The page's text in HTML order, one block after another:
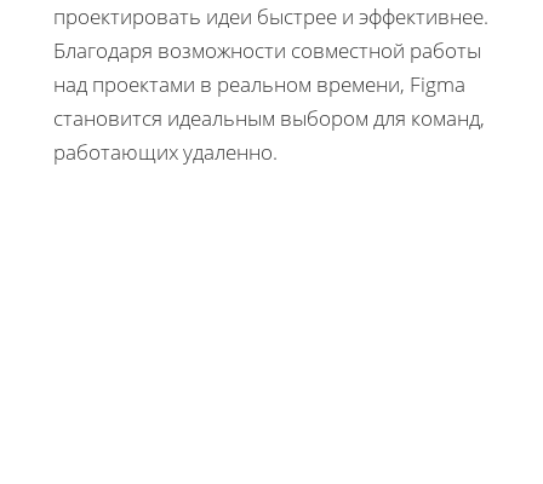
проектировать идеи быстрее и эффективнее.
Благодаря возможности совместной работы
над проектами в реальном времени, Figma
становится идеальным выбором для команд,
работающих удаленно.